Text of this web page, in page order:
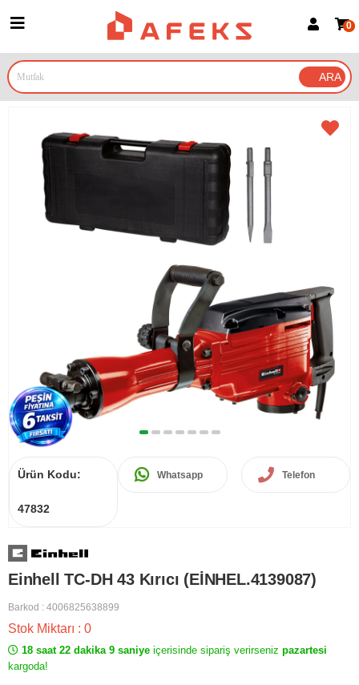
Google İle Bağlan
0
Ürün Kodu:
47832
Whatsapp Telefon
Einhell TC-DH 43 Kırıcı (EİNHEL.4139087)
Barkod : 4006825638899
Stok Miktarı : 0
18 saat 22 dakika 9 saniye içerisinde sipariş verirseniz pazartesi
kargoda!